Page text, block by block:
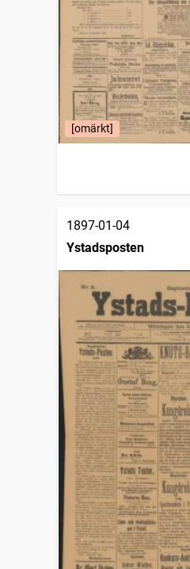
[omärkt]
1897-01-04
Ystadsposten